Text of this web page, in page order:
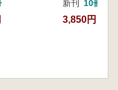
新刊 10冊
3,850円